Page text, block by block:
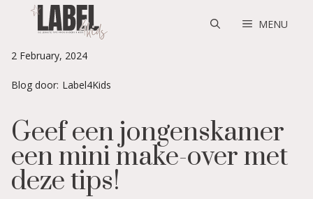
MENU
2 February, 2024
Blog door: Label4Kids
Geef een jongenskamer
een mini make-over met
deze tips!